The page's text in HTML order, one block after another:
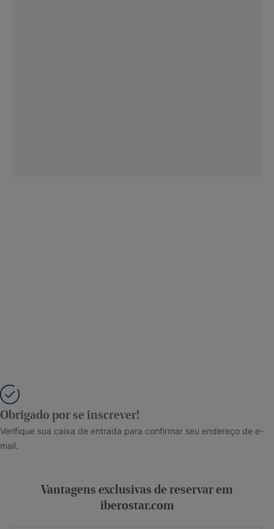
Obrigado por se inscrever!
Verifique sua caixa de entrada para confirmar seu endereço de e-
mail.
Vantagens exclusivas de reservar em
iberostar.com